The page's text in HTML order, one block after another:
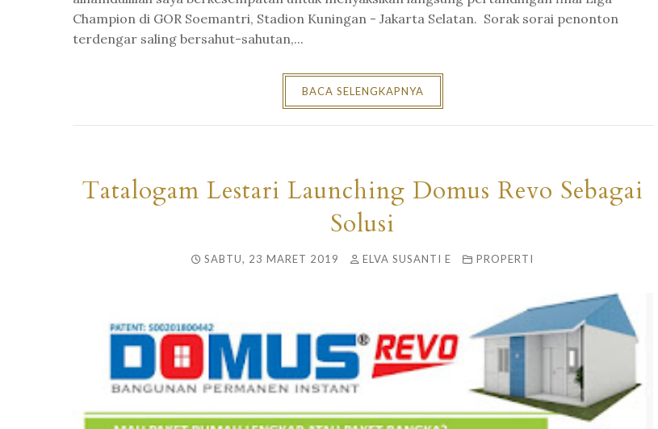
Champion di GOR Soemantri, Stadion Kuningan - Jakarta Selatan. Sorak sorai penonton
terdengar saling bersahut-sahutan,...
BACA SELENGKAPNYA
Tatalogam Lestari Launching Domus Revo Sebagai
Solusi
SABTU, 23 MARET 2019 ELVA SUSANTI E PROPERTI